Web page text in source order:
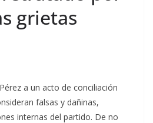
grietas
a un acto de conciliación
falsas y dañinas,
internas del partido. De no